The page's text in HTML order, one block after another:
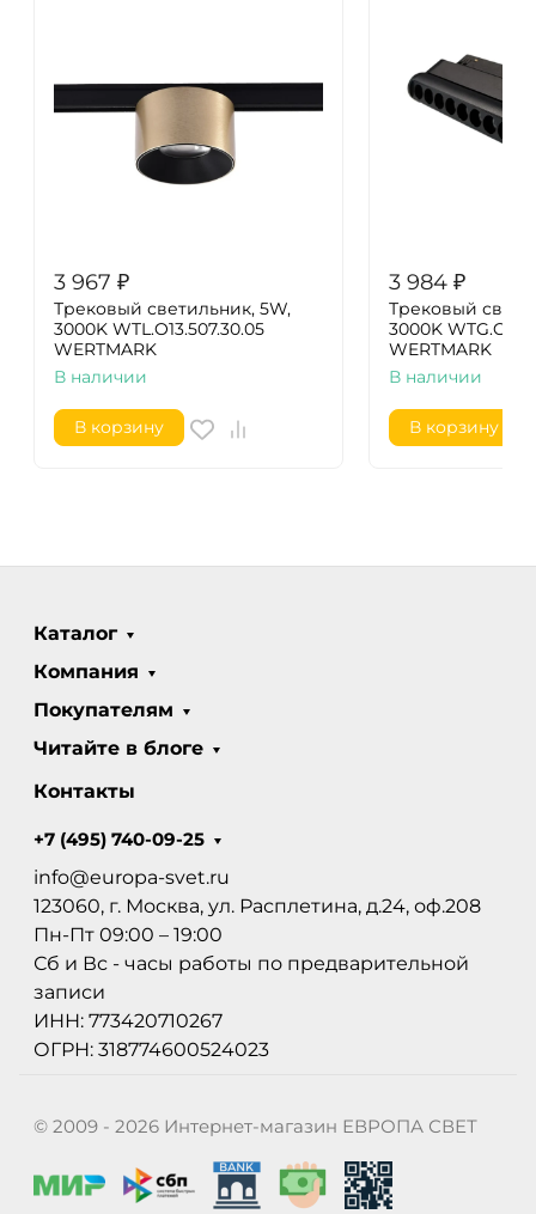
3 967 ₽
Трековый светильник, 5W,
3000K WTL.O13.507.30.05
WERTMARK
В наличии
В корзину
3 984 ₽
Трековый
3000K
WERTMARK
В наличии
В корзину
Каталог
Компания
Покупателям
Читайте в блоге
Контакты
+7 (495) 740-09-25
info@europa-svet.ru
123060, г. Москва, ул. Расплетина, д.24, оф.208
Пн-Пт 09:00 – 19:00
Сб и Вс - часы работы по предварительной
записи
ИНН: 773420710267
ОГРН: 318774600524023
© 2009 - 2026 Интернет-магазин ЕВРОПА СВЕТ